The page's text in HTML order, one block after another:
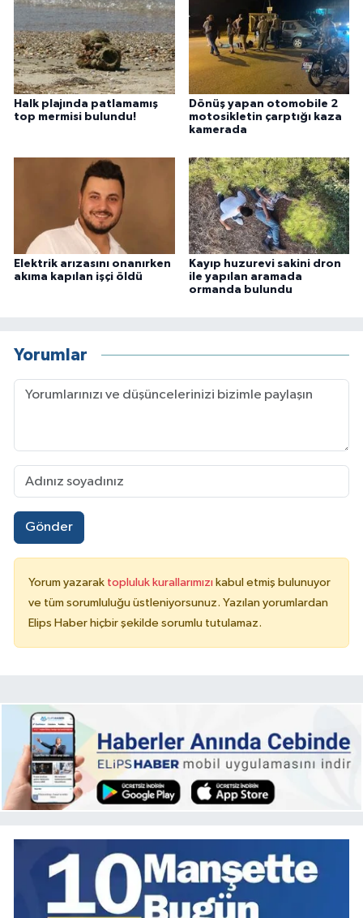
Halk plajında patlamamış
top mermisi bulundu!
Dönüş yapan otomobile 2
motosikletin çarptığı kaza
kamerada
Elektrik arızasını onanırken
akıma kapılan işçi öldü
Kayıp huzurevi sakini dron
ile yapılan aramada
ormanda bulundu
Yorumlar
Gönder
Yorum yazarak topluluk kurallarımızı kabul etmiş bulunuyor
ve tüm sorumluluğu üstleniyorsunuz. Yazılan yorumlardan
Elips Haber hiçbir şekilde sorumlu tutulamaz.